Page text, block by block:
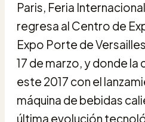
Paris, Feria
regresa al Centro de
Expo Porte de
17 de marzo, y donde
este 2017 con el
máquina de bebidas
última evolución